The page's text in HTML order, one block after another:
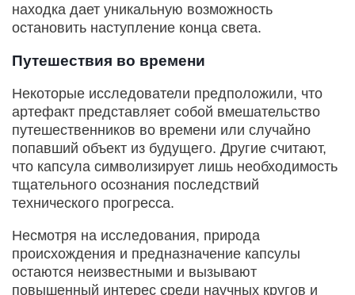
находка дает уникальную возможность
остановить наступление конца света.
Путешествия во времени
Некоторые исследователи предположили, что
артефакт представляет собой вмешательство
путешественников во времени или случайно
попавший объект из будущего. Другие считают,
что капсула символизирует лишь необходимость
тщательного осознания последствий
технического прогресса.
Несмотря на исследования, природа
происхождения и предназначение капсулы
остаются неизвестными и вызывают
повышенный интерес среди научных кругов и